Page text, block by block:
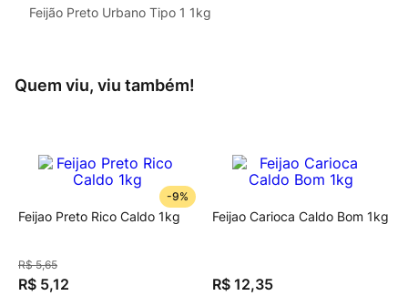
Feijão Preto Urbano Tipo 1 1kg
Quem viu, viu também!
-9%
Feijao Preto Rico Caldo 1kg
R$ 5,65
R$ 5,12
Feijao Carioca Caldo Bom 1kg
R$ 12,35